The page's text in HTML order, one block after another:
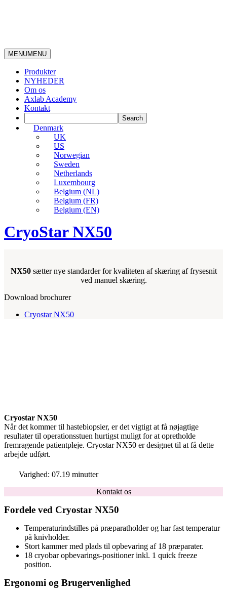
MENUMENU
Produkter
NYHEDER
Om os
Axlab Academy
Kontakt
Denmark
UK
US
Norwegian
Sweden
Netherlands
Luxembourg
Belgium (NL)
Belgium (FR)
Belgium (EN)
CryoStar NX50
NX50sætter nye standarder for kvaliteten af skæring af frysesnit
ved manuel skæring.
Download brochurer
Cryostar NX50
Cryostar NX50
Når det kommer til hastebiopsier, er det vigtigt at få nøjagtige
resultater til operationsstuen hurtigst muligt for at opretholde
fremragende patientpleje. Cryostar NX50 er designet til at få dette
arbejde udført.
Varighed: 07.19 minutter
Kontakt os
Fordele ved Cryostar NX50
Temperaturindstilles på præparatholder og har fast temperatur
på knivholder.
Stort kammer med plads til opbevaring af 18 præparater.
18 cryobar opbevarings-positioner inkl. 1 quick freeze
position.
Ergonomi og Brugervenlighed